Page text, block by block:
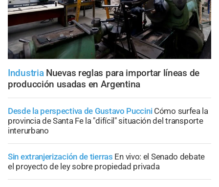
Industria Nuevas reglas para importar líneas de
producción usadas en Argentina
Desde la perspectiva de Gustavo Puccini Cómo surfea la
provincia de Santa Fe la "difícil" situación del transporte
interurbano
Sin extranjerización de tierras En vivo: el Senado debate
el proyecto de ley sobre propiedad privada